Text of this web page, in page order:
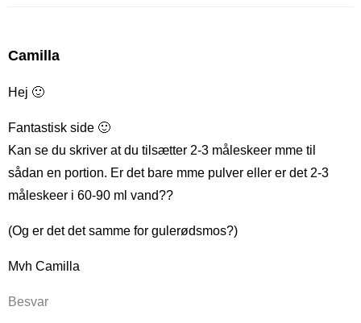
Camilla
Hej 🙂
Fantastisk side 🙂
Kan se du skriver at du tilsætter 2-3 måleskeer mme til
sådan en portion. Er det bare mme pulver eller er det 2-3
måleskeer i 60-90 ml vand??
(Og er det det samme for gulerødsmos?)
Mvh Camilla
Besvar